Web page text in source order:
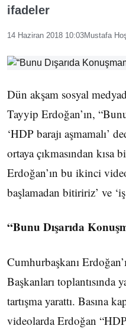
ifadeler
14 Haziran 2018 10:03Mustafa
Dün akşam sosyal
Tayyip Erdoğan’ın,
‘HDP barajı aşmamalı’
ortaya çıkmasından
Erdoğan’ın bu ikinci
başlamadan bitiririz’ ve
“Bunu Dışarıda
Cumhurbaşkanı
Başkanları toplantısında
tartışma yarattı. Basına
videolarda Erdoğan